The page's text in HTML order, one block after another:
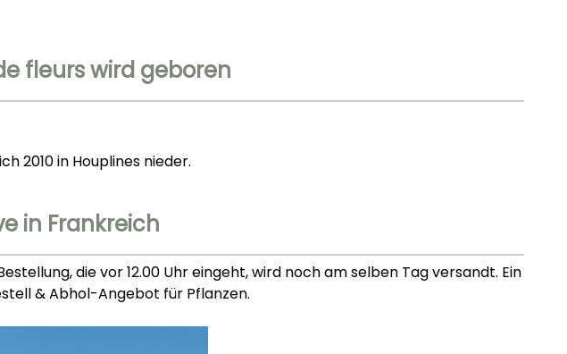
fleurs wird geboren
2010 in Houplines nieder.
in Frankreich
die vor 12.00 Uhr eingeht, wird noch am selben Tag versandt. Ein
& Abhol-Angebot für Pflanzen.